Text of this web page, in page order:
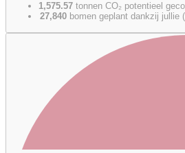
1,575.57 tonnen CO₂ potentieel
27,840 bomen geplant dankzij jullie